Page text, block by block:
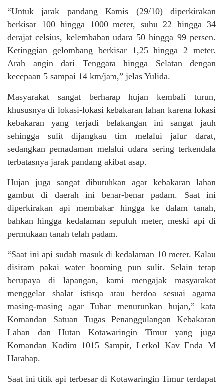
“Untuk jarak pandang Kamis (29/10) diperkirakan
berkisar 100 hingga 1000 meter, suhu 22 hingga 34
derajat celsius, kelembaban udara 50 hingga 99 persen.
Ketinggian gelombang berkisar 1,25 hingga 2 meter.
Arah angin dari Tenggara hingga Selatan dengan
kecepaan 5 sampai 14 km/jam,” jelas Yulida.
Masyarakat sangat berharap hujan kembali turun,
khususnya di lokasi-lokasi kebakaran lahan karena lokasi
kebakaran yang terjadi belakangan ini sangat jauh
sehingga sulit dijangkau tim melalui jalur darat,
sedangkan pemadaman melalui udara sering terkendala
terbatasnya jarak pandang akibat asap.
Hujan juga sangat dibutuhkan agar kebakaran lahan
gambut di daerah ini benar-benar padam. Saat ini
diperkirakan api membakar hingga ke dalam tanah,
bahkan hingga kedalaman sepuluh meter, meski api di
permukaan tanah telah padam.
“Saat ini api sudah masuk di kedalaman 10 meter. Kalau
disiram pakai water booming pun sulit. Selain tetap
berupaya di lapangan, kami mengajak masyarakat
menggelar shalat istisqa atau berdoa sesuai agama
masing-masing agar Tuhan menurunkan hujan,” kata
Komandan Satuan Tugas Penanggulangan Kebakaran
Lahan dan Hutan Kotawaringin Timur yang juga
Komandan Kodim 1015 Sampit, Letkol Kav Enda M
Harahap.
Saat ini titik api terbesar di Kotawaringin Timur terdapat